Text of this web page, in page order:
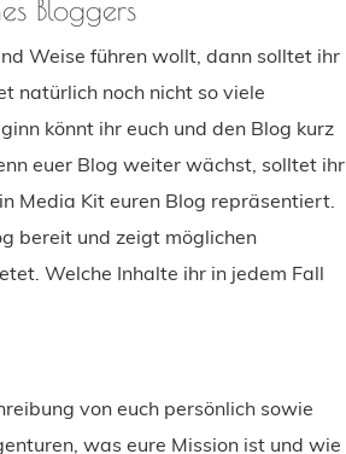
Bloggers
Weise führen wollt, dann solltet ihr
natürlich noch nicht so viele
könnt ihr euch und den Blog kurz
euer Blog weiter wächst, solltet ihr
Media Kit euren Blog repräsentiert.
bereit und zeigt möglichen
Welche Inhalte ihr in jedem Fall
von euch persönlich sowie
was eure Mission ist und wie